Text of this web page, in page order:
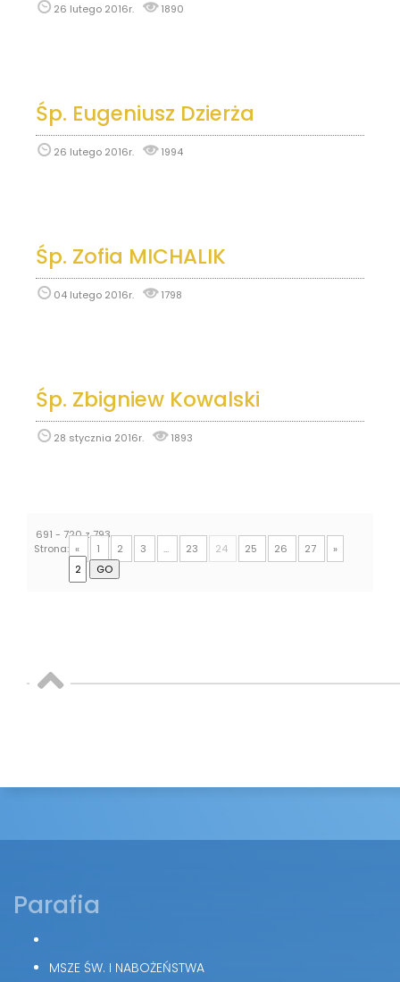
26 lutego 2016r. 1890
Śp. Eugeniusz Dzierża
26 lutego 2016r. 1994
Śp. Zofia MICHALIK
04 lutego 2016r. 1798
Śp. Zbigniew Kowalski
28 stycznia 2016r. 1893
691 - 720 z 793
«
1 2 3 ... 23 24 25 26 27 »
Strona:
Parafia
MSZE ŚW. I NABOŻEŃSTWA